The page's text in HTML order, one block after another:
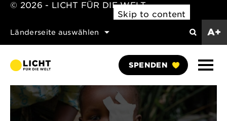
© 2026 - LICHT FÜR DIE WELT
Skip to content
Länderseite auswählen
Search
A+
SPENDEN